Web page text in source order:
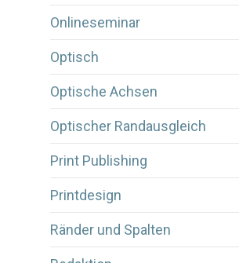
Onlineseminar
Optisch
Optische Achsen
Optischer Randausgleich
Print Publishing
Printdesign
Ränder und Spalten